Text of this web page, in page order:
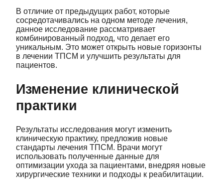
В отличие от предыдущих работ, которые
сосредотачивались на одном методе лечения,
данное исследование рассматривает
комбинированный подход, что делает его
уникальным. Это может открыть новые горизонты
в лечении ТПСМ и улучшить результаты для
пациентов.
Изменение клинической
практики
Результаты исследования могут изменить
клиническую практику, предложив новые
стандарты лечения ТПСМ. Врачи могут
использовать полученные данные для
оптимизации ухода за пациентами, внедряя новые
хирургические техники и подходы к реабилитации.